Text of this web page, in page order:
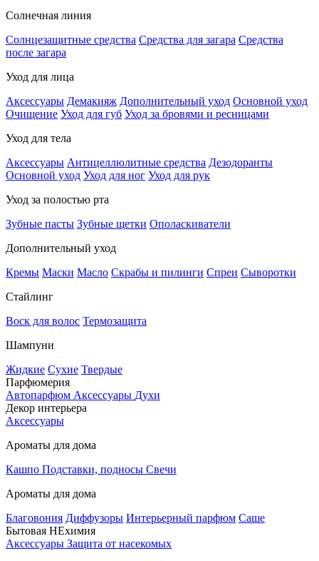
Солнечная линия
Солнцезащитные средства Средства для загара Средства
после загара
Уход для лица
Аксессуары Демакияж Дополнительный уход Основной уход
Очищение Уход для губ Уход за бровями и ресницами
Уход для тела
Аксессуары Антицеллюлитные средства Дезодоранты
Основной уход Уход для ног Уход для рук
Уход за полостью рта
Зубные пасты Зубные щетки Ополаскиватели
Дополнительный уход
Кремы Маски Масло Скрабы и пилинги Спреи Сыворотки
Стайлинг
Воск для волос Термозащита
Шампуни
Жидкие Сухие Твердые
Парфюмерия
Автопарфюм Аксессуары Духи
Декор интерьера
Аксессуары
Ароматы для дома
Кашпо Подставки, подносы Свечи
Ароматы для дома
Благовония Диффузоры Интерьерный парфюм Саше
Бытовая НЕхимия
Аксессуары Защита от насекомых